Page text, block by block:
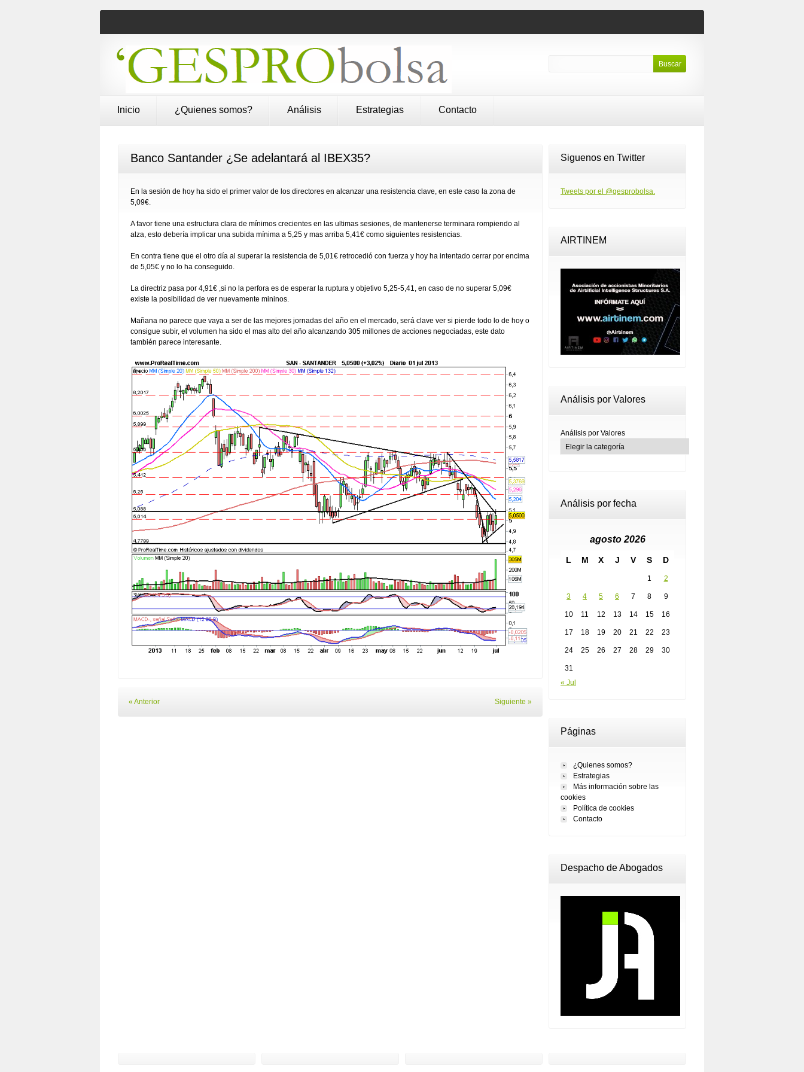
Inicio ¿Quienes somos? Análisis Estrategias Contacto
Banco Santander ¿Se adelantará al IBEX35?
En la sesión de hoy ha sido el primer valor de los directores en alcanzar una resistencia clave, en este caso la zona de
5,09€.
A favor tiene una estructura clara de mínimos crecientes en las ultimas sesiones, de mantenerse terminara rompiendo al
alza, esto debería implicar una subida mínima a 5,25 y mas arriba 5,41€ como siguientes resistencias.
En contra tiene que el otro día al superar la resistencia de 5,01€ retrocedió con fuerza y hoy ha intentado cerrar por encima
de 5,05€ y no lo ha conseguido.
La directriz pasa por 4,91€ ,si no la perfora es de esperar la ruptura y objetivo 5,25-5,41, en caso de no superar 5,09€
existe la posibilidad de ver nuevamente mininos.
Mañana no parece que vaya a ser de las mejores jornadas del año en el mercado, será clave ver si pierde todo lo de hoy o
consigue subir, el volumen ha sido el mas alto del año alcanzando 305 millones de acciones negociadas, este dato
también parece interesante.
« Anterior Siguiente »
Siguenos en Twitter
Tweets por el @gesprobolsa.
AIRTINEM
Análisis por Valores
Análisis por Valores
Análisis por fecha
agosto 2026
L M X J V S D
1 2
3 4 5 6 7 8 9
10 11 12 13 14 15 16
17 18 19 20 21 22 23
24 25 26 27 28 29 30
31
« Jul
Páginas
¿Quienes somos?
Estrategias
Más información sobre las
cookies
Política de cookies
Contacto
Despacho de Abogados